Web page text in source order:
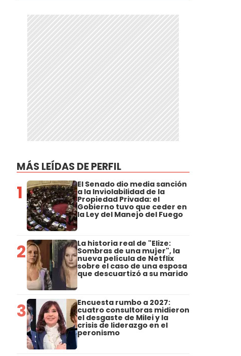
MÁS LEÍDAS DE PERFIL
1 El Senado dio media sanción
a la Inviolabilidad de la
Propiedad Privada: el
Gobierno tuvo que ceder en
la Ley del Manejo del Fuego
2 La historia real de "Elize:
Sombras de una mujer", la
nueva película de Netflix
sobre el caso de una esposa
que descuartizó a su marido
3 Encuesta rumbo a 2027:
cuatro consultoras midieron
el desgaste de Milei y la
crisis de liderazgo en el
peronismo